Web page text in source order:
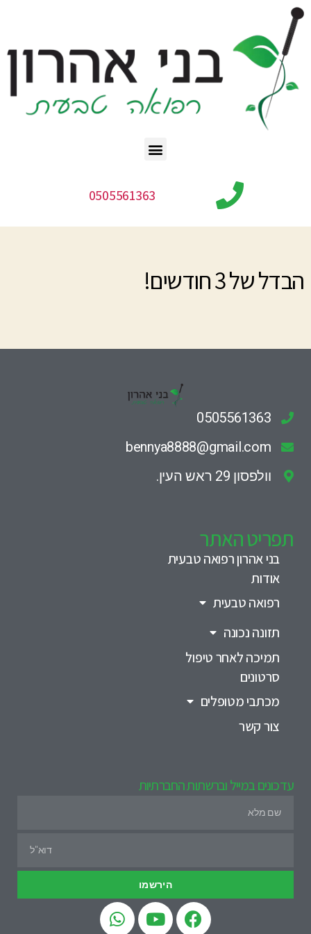
0505561363
הבדל של 3 חודשים!
0505561363
bennya8888@gmail.com
וולפסון 29 ראש העין.
תפריט האתר
בני אהרון רפואה טבעית
אודות
רפואה טבעית
תזונה נכונה
תמיכה לאחר טיפול
סרטונים
מכתבי מטופלים
צור קשר
עדכונים במייל וברשתות החברתיות
הירשמו